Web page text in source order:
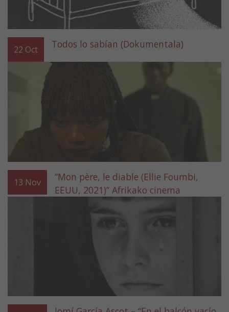
22 Oct Todos lo sabían (Dokumentala)
13 Nov
“Mon père, le diable (Ellie Foumbi,
EEUU, 2021)” Afrikako cinema